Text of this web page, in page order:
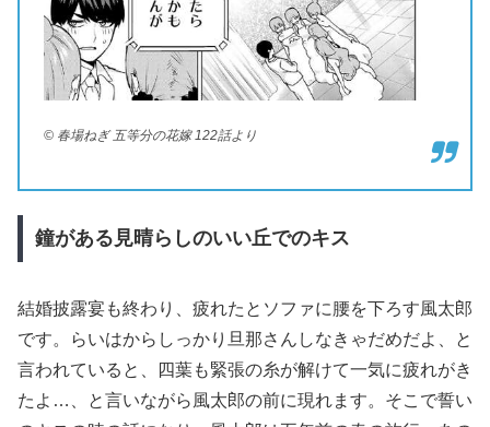
© 春場ねぎ 五等分の花嫁 122話より
鐘がある見晴らしのいい丘でのキス
結婚披露宴も終わり、疲れたとソファに腰を下ろす風太郎
です。らいはからしっかり旦那さんしなきゃだめだよ、と
言われていると、四葉も緊張の糸が解けて一気に疲れがき
たよ…、と言いながら風太郎の前に現れます。そこで誓い